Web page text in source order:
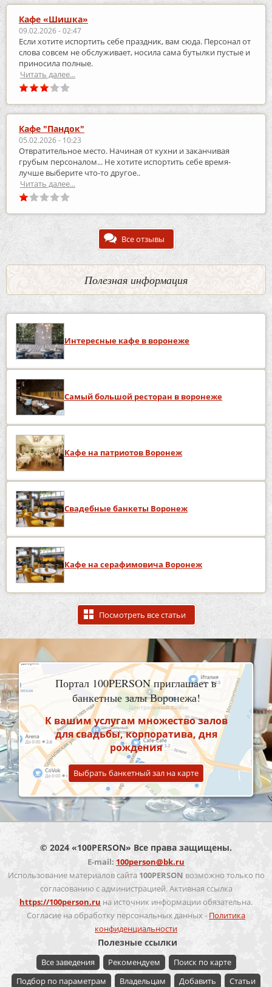
Кафе «Шишка»
09.02.2026 - 02:47
Если хотите испортить себе праздник, вам сюда. Персонал от
слова совсем не обслуживает, носила сама бутылки пустые и
приносила полные.
Читать далее...
Кафе "Пандок"
05.02.2026 - 10:23
Отвратительное место. Начиная от кухни и заканчивая
грубым персоналом... Не хотите испортить себе время-
лучше выберите что-то другое..
Читать далее...
Все отзывы
Полезная информация
Интересные кафе в воронеже
Самый большой ресторан в воронеже
Кафе на патриотов Воронеж
Свадебные банкеты Воронеж
Кафе на серафимовича Воронеж
Посмотреть все статьи
Портал 100PERSON приглашает в
банкетные залы Воронежа!
К вашим услугам множество залов
для свадьбы, корпоратива, дня
рождения
Выбрать банкетный зал на карте
© 2024 «100PERSON» Все права защищены.
E-mail: 100person@bk.ru
Использование материалов сайта 100PERSON возможно только по
согласованию с администрацией. Активная ссылка
https://100person.ru на источник информации обязательна.
Согласие на обработку персональных данных - Политика
конфиденциальности
Полезные ссылки
Все заведения Рекомендуем
Поиск по карте
Подбор по параметрам
Владельцам Добавить Статьи